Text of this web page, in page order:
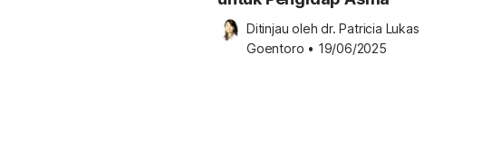
Ditinjau oleh dr. Patricia Lukas
Goentoro • 19/06/2025